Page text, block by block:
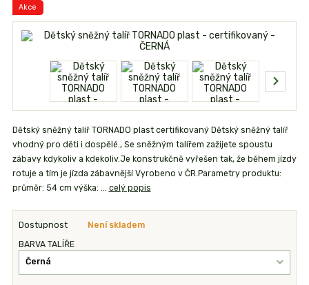
Akce
Dětský sněžný talíř TORNADO plast certifikovaný Dětský sněžný talíř
vhodný pro děti i dospělé., Se sněžným talířem zažijete spoustu
zábavy kdykoliv a kdekoliv.Je konstrukčně vyřešen tak, že během jízdy
rotuje a tím je jízda zábavnější Vyrobeno v ČR.Parametry produktu:
průměr: 54 cm výška: ... celý popis
Dostupnost Není skladem
BARVA TALÍŘE